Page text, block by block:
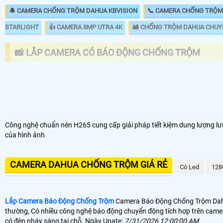
🔔 CAMERA CHỐNG TRỘM DAHUA KBVISION 📞 CAMERA CHỐNG
STARLIGHT 👍 CAMERA 8MP UTRA 4K 🎎 CHỐNG TRỘM DAHUA
📸 LẮP CAMERA CÓ BÁO ĐỘNG CHỐNG TRỘM
📶 Lắp 1 Camera Wifi Ip Ebitcam
🔥 4 Camera Chống Trộm Dahua Giá Rẻ
🎁 Có thể nóilắp camera có báo động chống trộmlà giải pháp để nâng
Công nghệ chuẩn nén H265 cung cấp giải pháp tiết kiệm dung lượng
của hình ảnh
CAMERA DAHUA CHỐNG TRỘM GIÁ RẺ Có Led
Lắp Camera Báo Động Chống TrộmCamera Báo Động Chống Trộm
thường, Có nhiều công nghệ báo động chuyển động tích hợp trên
có đèn nháy sáng tại chỗ. Ngày Upate: 7/31/2026 12:00:00 AM